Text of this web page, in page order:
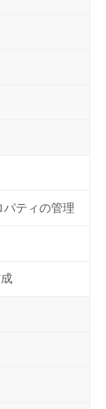
ティの管理